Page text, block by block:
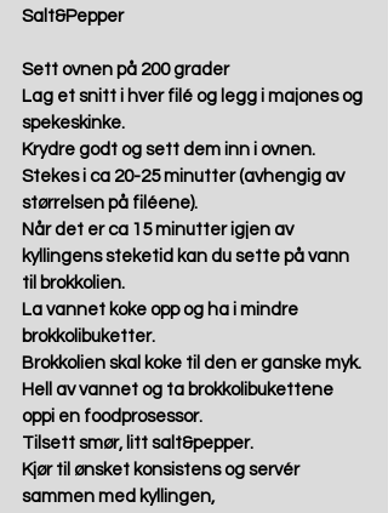
Salt&Pepper
Sett ovnen på 200 grader
Lag et snitt i hver filé og legg i majones og
spekeskinke.
Krydre godt og sett dem inn i ovnen.
Stekes i ca 20-25 minutter (avhengig av
størrelsen på filéene).
Når det er ca 15 minutter igjen av
kyllingens steketid kan du sette på vann
til brokkolien.
La vannet koke opp og ha i mindre
brokkolibuketter.
Brokkolien skal koke til den er ganske myk.
Hell av vannet og ta brokkolibukettene
oppi en foodprosessor.
Tilsett smør, litt salt&pepper.
Kjør til ønsket konsistens og servér
sammen med kyllingen,